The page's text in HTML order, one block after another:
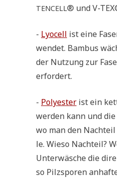
TENCELL® und V-
- Lyo­cell ist eine
wen­det. Bam­bus
der Nut­zung zur
erfordert.
- Poly­ester ist ein
wer­den kann und
wo man den
le. Wie­so Nach­teil?
Unter­wä­sche die
so Pilz­spo­ren